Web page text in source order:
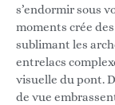
s’endormir sous
moments crée
sublimant les
entrelacs
visuelle du pont.
de vue